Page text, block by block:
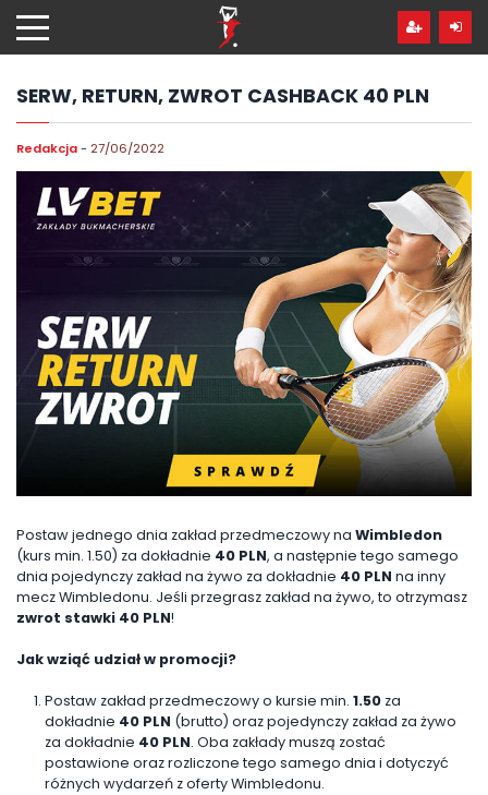
hdo
treści
SERW, RETURN, ZWROT CASHBACK 40 PLN
Redakcja- 27/06/2022
Postaw jednego dnia zakład przedmeczowy na Wimbledon
(kurs min. 1.50) za dokładnie 40 PLN, a następnie tego samego
dnia pojedynczy zakład na żywo za dokładnie 40 PLN na inny
mecz Wimbledonu. Jeśli przegrasz zakład na żywo, to otrzymasz
zwrot stawki 40 PLN!
Jak wziąć udział w promocji?
Postaw zakład przedmeczowy o kursie min. 1.50za
dokładnie 40 PLN (brutto) oraz pojedynczy zakład za żywo
za dokładnie 40 PLN. Oba zakłady muszą zostać
postawione oraz rozliczone tego samego dnia i dotyczyć
różnych wydarzeń z oferty Wimbledonu.